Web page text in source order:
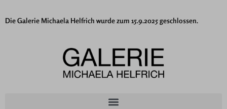
Die Galerie Michaela Helfrich wurde zum 15.9.2025 geschlossen.